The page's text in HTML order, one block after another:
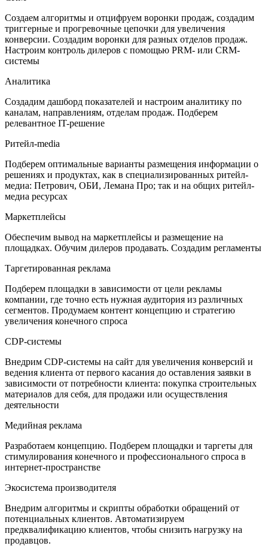
Создаем алгоритмы и отцифруем воронки продаж, создадим
триггерные и прогревочные цепочки для увеличения
конверсии. Создадим воронки для разных отделов продаж.
Настроим контроль дилеров с помощью PRM- или CRM-
системы
Аналитика
Создадим дашборд показателей и настроим аналитику по
каналам, направлениям, отделам продаж. Подберем
релевантное IT-решение
Ритейл-media
Подберем оптимальные варианты размещения информации о
решениях и продуктах, как в специализированных ритейл-
медиа: Петрович, ОБИ, Лемана Про; так и на общих ритейл-
медиа ресурсах
Маркетплейсы
Обеспечим вывод на маркетплейсы и размещение на
площадках. Обучим дилеров продавать. Создадим регламенты
Таргетированная реклама
Подберем площадки в зависимости от цели рекламы
компании, где точно есть нужная аудитория из различных
сегментов. Продумаем контент концепцию и стратегию
увеличения конечного спроса
CDP-системы
Внедрим CDP-системы на сайт для увеличения конверсий и
ведения клиента от первого касания до оставления заявки в
зависимости от потребности клиента: покупка строительных
материалов для себя, для продажи или осуществления
деятельности
Медийная реклама
Разработаем концепцию. Подберем площадки и таргеты для
стимулирования конечного и профессионального спроса в
интернет-пространстве
Экосистема производителя
Внедрим алгоритмы и скрипты обработки обращений от
потенциальных клиентов. Автоматизируем
предквалификацию клиентов, чтобы снизить нагрузку на
продавцов.